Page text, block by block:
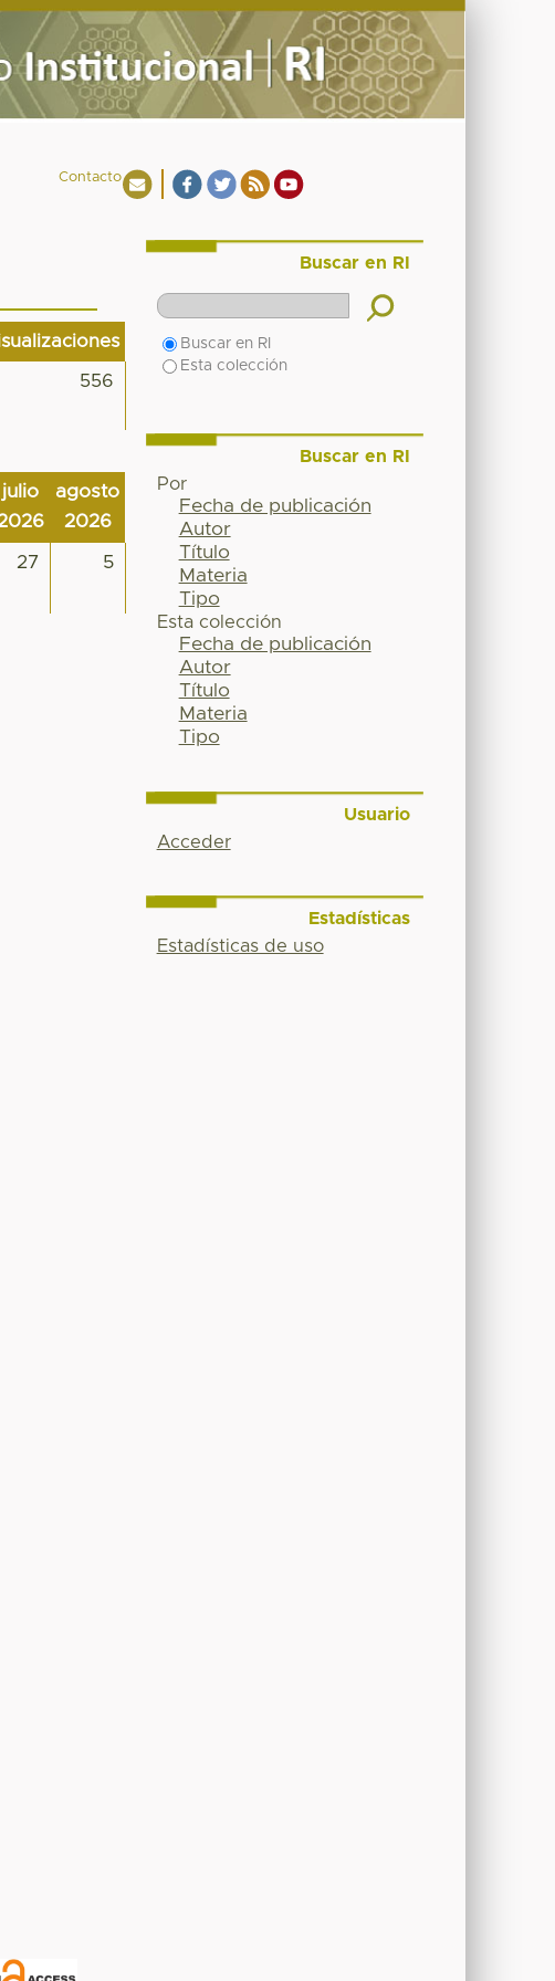
Contacto
556
julio
agosto
2026
27 5
Buscar en RI
Buscar en RI
Esta colección
Buscar en RI
Por
Fecha de publicación
Autor
Título
Materia
Tipo
Esta colección
Fecha de publicación
Autor
Título
Materia
Tipo
Usuario
Acceder
Estadísticas
Estadísticas de uso